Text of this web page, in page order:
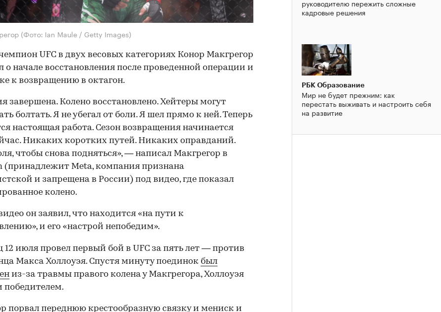
(Фото: Ian Maule / Getty Images)
UFC в двух весовых категориях Конор Макгрегор
о начале восстановления после проведенной операции и
к возвращению в октагон.
завершена. Колено восстановлено. Хейтеры могут
болтать. Я не убегал от боли. Я шел прямо к ней. Теперь
настоящая работа. Сезон возвращения начинается
Никаких коротких путей. Никаких оправданий.
чтобы снова подняться», — написал Макгрегор в
(принадлежит Meta, компания признана
и запрещена в России) под видео, где показал
колено.
он заявил, что находится «на пути к
и его «настрой непобедим».
12 июля провел первый бой в UFC за пять лет — против
Макса Холлоуэя. Спустя минуту поединок был
из-за травмы правого колена у Макгрегора, Холлоуэя
победителем.
порвал переднюю крестообразную связку и мениск и
руководителю пережить сложные
кадровые решения
РБК Образование
Мир не будет прежним: как
перестать выживать и настроить себя
на развитие